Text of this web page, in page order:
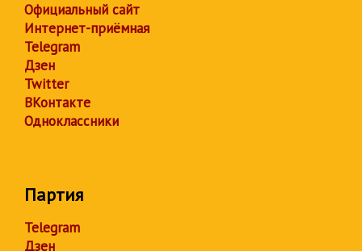
Официальный сайт
Интернет-приёмная
Telegram
Дзен
Twitter
ВКонтакте
Одноклассники
Партия
Telegram
Дзен